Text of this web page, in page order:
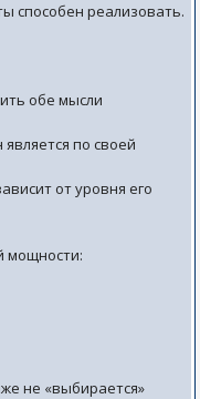
способен реализовать.
обе мысли
по своей
от уровня его
мощности:
не «выбирается»